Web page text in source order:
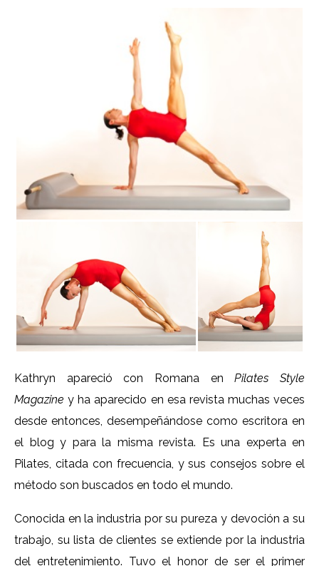
Kathryn apareció con Romana enPilates Style
Magazine y ha aparecido en esa revista muchas veces
desde entonces, desempeñándose como escritora en
el blog y para la misma revista. Es una experta en
Pilates, citada con frecuencia, y sus consejos sobre el
método son buscados en todo el mundo.
Conocida en la industria por su pureza y devoción a su
trabajo, su lista de clientes se extiende por la industria
del entretenimiento. Tuvo el honor de ser el primer